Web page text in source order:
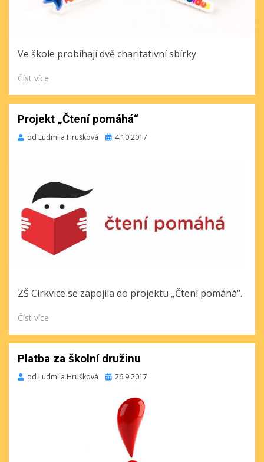
Ve škole probíhají dvě charitativní sbírky
Číst více
Projekt „Čtení pomáhá“
od Ludmila Hrušková Publikováno
4.10.2017
ZŠ Církvice se zapojila do projektu „Čtení pomáhá“.
Číst více
Platba za školní družinu
od Ludmila Hrušková Publikováno
26.9.2017